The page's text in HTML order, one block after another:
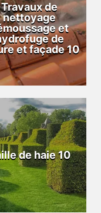
Travaux de
nettoyage
et
de
et façade 10
de haie 10